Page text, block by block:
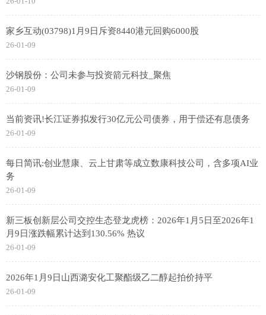
家乡互动(03798)1月9日斥资8440港元回购6000股
26-01-09
沙钢股份：公司未参与投资箭元科技_聚焦
26-01-09
当前资讯!长江证券拟发行30亿元公司债券，用于偿还有息债务
26-01-09
每日简讯:创业慧康、云上甘肃等成立数康科技公司，含多项AI业
务
26-01-09
新三板创新层公司交控生态登龙虎榜：2026年1月5日至2026年1
月9日涨跌幅累计达到130.56% 热议
26-01-09
2026年1月9日山西潞安化工聚酯级乙二醇起拍价持平
26-01-09